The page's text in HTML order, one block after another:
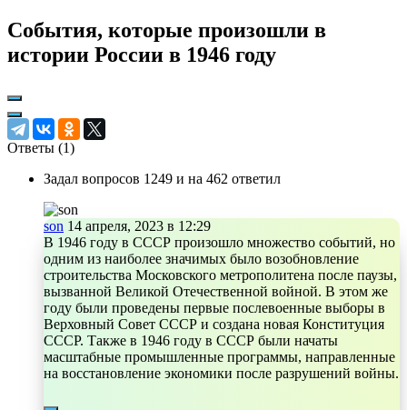
События, которые произошли в
истории России в 1946 году
Ответы (1)
Задал вопросов 1249 и на 462 ответил
son 14 апреля, 2023 в 12:29
В 1946 году в СССР произошло множество событий, но
одним из наиболее значимых было возобновление
строительства Московского метрополитена после паузы,
вызванной Великой Отечественной войной. В этом же
году были проведены первые послевоенные выборы в
Верховный Совет СССР и создана новая Конституция
СССР. Также в 1946 году в СССР были начаты
масштабные промышленные программы, направленные
на восстановление экономики после разрушений войны.